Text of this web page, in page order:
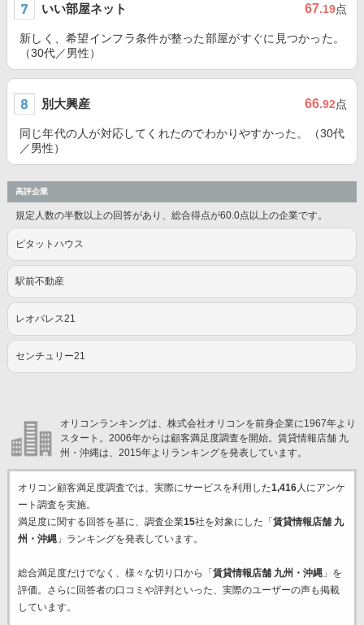
いい部屋ネット 67.19点
新しく、希望インフラ条件が整った部屋がすぐに見つかった。
（30代／男性）
別大興産 66.92点
同じ年代の人が対応してくれたのでわかりやすかった。（30代
／男性）
高評企業
規定人数の半数以上の回答があり、総合得点が60.0点以上の企業です。
ピタットハウス
駅前不動産
レオパレス21
センチュリー21
オリコンランキングは、株式会社オリコンを前身企業に1967年より
スタート。2006年からは顧客満足度調査を開始。賃貸情報店舗 九
州・沖縄は、2015年よりランキングを発表しています。
オリコン顧客満足度調査では、実際にサービスを利用した1,416人にアンケ
ート調査を実施。
満足度に関する回答を基に、調査企業15社を対象にした「 賃貸情報店舗 九
州・沖縄」ランキングを発表しています。
総合満足度だけでなく、様々な切り口から「 賃貸情報店舗 九州・沖縄」を
評価。さらに回答者の口コミや評判といった、実際のユーザーの声も掲載
しています。